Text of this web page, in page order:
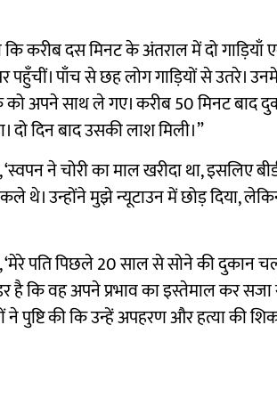
कि करीब दस मिनट के अंतराल में दो
पहुँचीं। पाँच से छह लोग गाड़ियों से उतरे।
अपने साथ ले गए। करीब 50 मिनट बाद
दो दिन बाद उसकी लाश मिली।”
ने चोरी का माल खरीदा था, इसलिए
थे। उन्होंने मुझे न्यूटाउन में छोड़ दिया,
पति पिछले 20 साल से सोने की दुकान
है कि वह अपने प्रभाव का इस्तेमाल कर
ने पुष्टि की कि उन्हें अपहरण और हत्या की